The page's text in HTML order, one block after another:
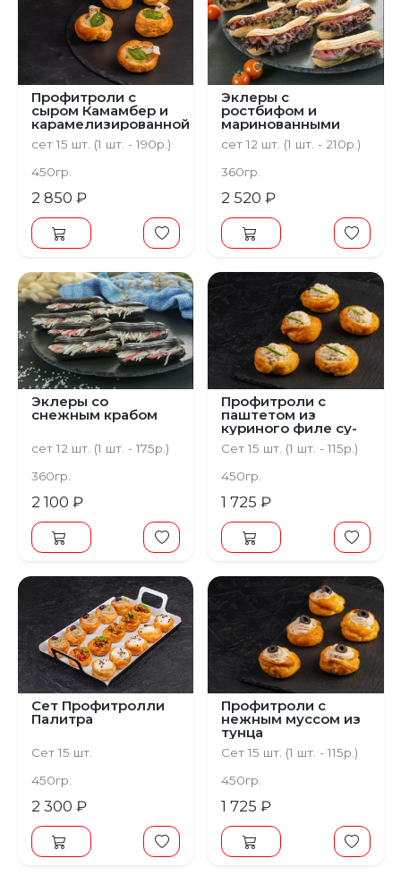
Профитроли с
сыром Камамбер и
карамелизированной
грушей
сет 15 шт. (1 шт. - 190р.)
450гр.
2 850 ₽
Эклеры с
ростбифом и
маринованными
огурчиками
сет 12 шт. (1 шт. - 210р.)
360гр.
2 520 ₽
Эклеры со
снежным крабом
сет 12 шт. (1 шт. - 175р.)
360гр.
2 100 ₽
Профитроли с
паштетом из
куриного филе су-
вид
Сет 15 шт. (1 шт. - 115р.)
450гр.
1 725 ₽
Сет Профитролли
Палитра
Сет 15 шт.
450гр.
2 300 ₽
Профитроли с
нежным муссом из
тунца
Сет 15 шт. (1 шт. - 115р.)
450гр.
1 725 ₽